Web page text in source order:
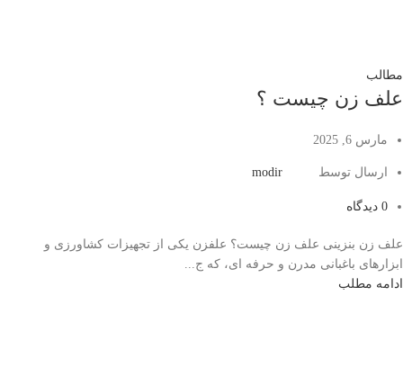
مطالب
علف زن چیست ؟
مارس 6, 2025
ارسال توسط modir
0 دیدگاه
علف زن بنزینی علف زن چیست؟ علفزن یکی از تجهیزات کشاورزی و
ابزارهای باغبانی مدرن و حرفه ای، که ج...
ادامه مطلب